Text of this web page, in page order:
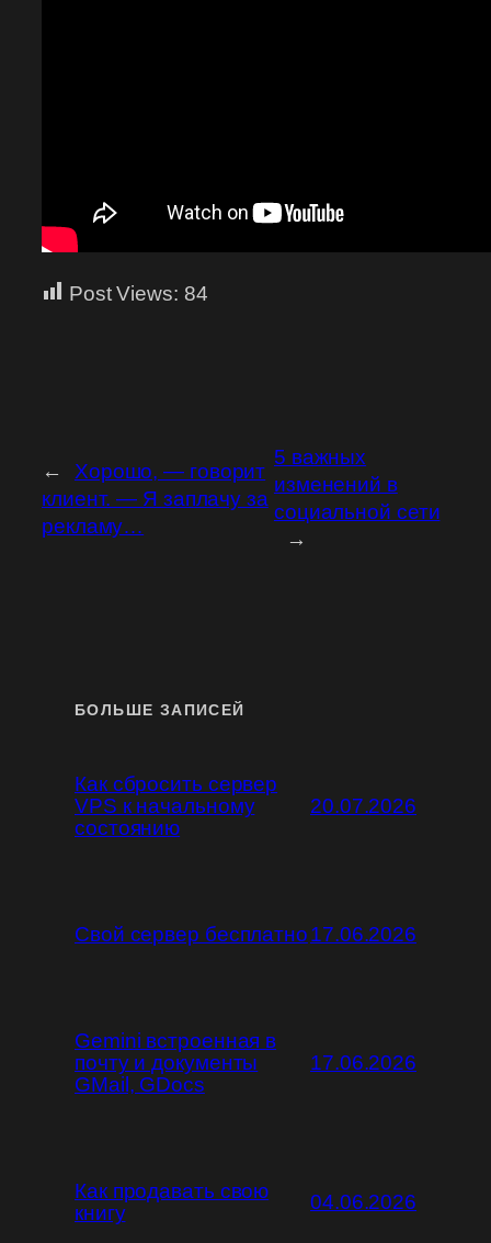
Post Views: 84
←
Хорошо, — говорит
клиент. — Я заплачу за
рекламу…
5 важных
изменений в
социальной сети
→
БОЛЬШЕ ЗАПИСЕЙ
Как сбросить сервер
VPS к начальному
состоянию
20.07.2026
Свой сервер бесплатно17.06.2026
Gemini встроенная в
почту и документы
GMail, GDocs
17.06.2026
Как продавать свою
книгу
04.06.2026